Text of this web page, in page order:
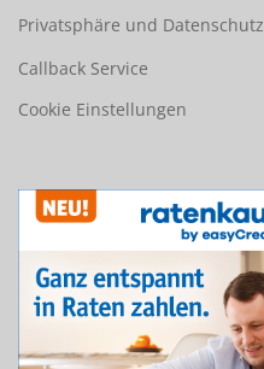
Privatsphäre und Datenschutz
Callback Service
Cookie Einstellungen